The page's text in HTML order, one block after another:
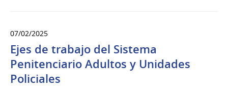
07/02/2025
Ejes de trabajo del Sistema
Penitenciario Adultos y Unidades
Policiales